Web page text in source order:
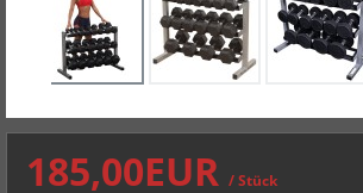
185,00EUR / Stück